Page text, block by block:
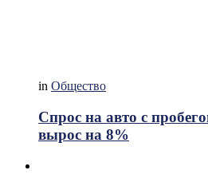
in Общество
Спрос на авто с
вырос на 8%